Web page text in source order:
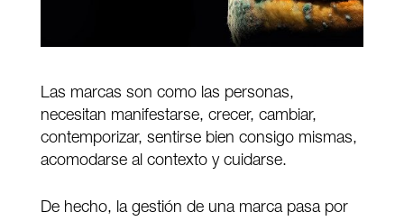
Las marcas son como las personas,
necesitan manifestarse, crecer, cambiar,
contemporizar, sentirse bien consigo mismas,
acomodarse al contexto y cuidarse.
De hecho, la gestión de una marca pasa por